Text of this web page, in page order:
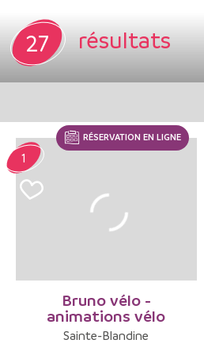
27 résultats
Bruno vélo -
animations vélo
Sainte-Blandine
1
RÉSERVATION EN LIGNE